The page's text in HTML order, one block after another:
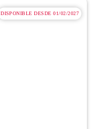
DISPONIBLE DESDE 01/02/2027